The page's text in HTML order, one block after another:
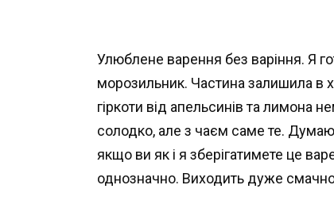
Улюблене варення без варіння. Я
морозильник. Частина залишила в
гіркоти від апельсинів та лимона
солодко, але з чаєм саме те.
якщо ви як і я зберігатимете це
однозначно. Виходить дуже